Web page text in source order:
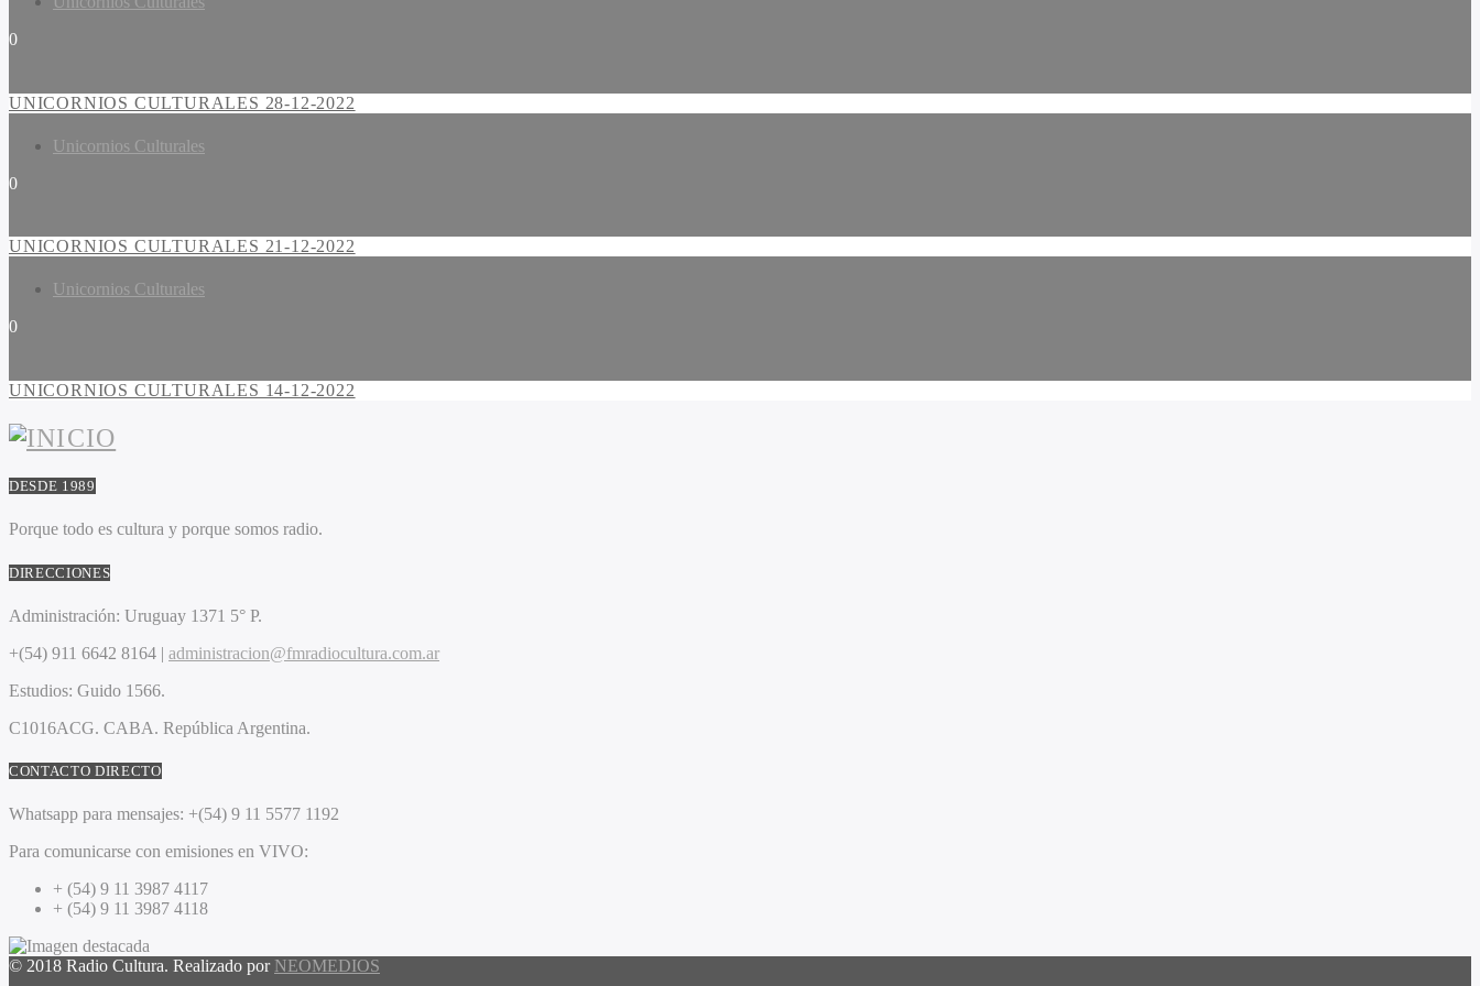
0
UNICORNIOS CULTURALES 28-12-2022
Unicornios Culturales
0
UNICORNIOS CULTURALES 21-12-2022
Unicornios Culturales
0
UNICORNIOS CULTURALES 14-12-2022
DESDE 1989
Porque todo es cultura y porque somos radio.
DIRECCIONES
Administración: Uruguay 1371 5° P.
+(54) 911 6642 8164 | administracion@fmradiocultura.com.ar
Estudios: Guido 1566.
C1016ACG. CABA. República Argentina.
CONTACTO DIRECTO
Whatsapp para mensajes: +(54) 9 11 5577 1192
Para comunicarse con emisiones en VIVO:
+ (54) 9 11 3987 4117
+ (54) 9 11 3987 4118
© 2018 Radio Cultura. Realizado por NEOMEDIOS